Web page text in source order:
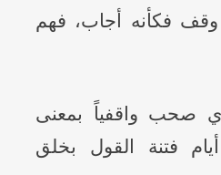
فكأنه أجاب، فهم
صحب واقفياً بمعنى
فتنة القول بخلق